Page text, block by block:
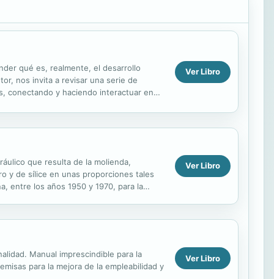
qué es, realmente, el desarrollo
nos invita a revisar una serie de
conectando y haciendo interactuar en
Ver Libro
que resulta de la molienda,
y de sílice en unas proporciones tales
entre los años 1950 y 1970, para la
Ver Libro
Manual imprescindible para la
para la mejora de la empleabilidad y
Ver Libro